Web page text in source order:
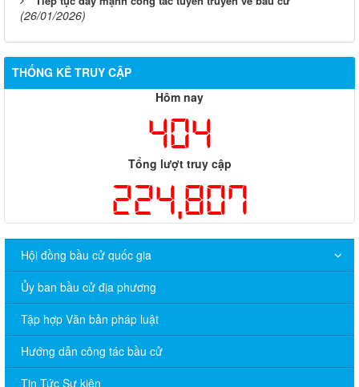
(26/01/2026)
THỐNG KÊ TRUY CẬP
Hôm nay
404
Tổng lượt truy cập
224,807
Hội đồng bầu cử quốc gia
Ủy ban bầu cử địa phương
Tập hợp Văn bản pháp luật
Hướng dẫn công tác bầu cử
Tin Tức Sự kiện